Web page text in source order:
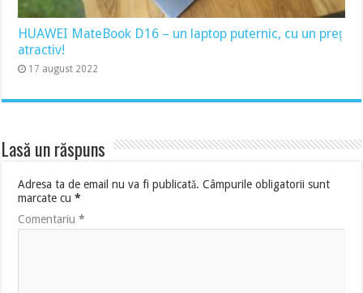
HUAWEI MateBook D16 – un laptop puternic, cu un preț
atractiv!
17 august 2022
Lasă un răspuns
Adresa ta de email nu va fi publicată. Câmpurile obligatorii sunt
marcate cu*
Comentariu*